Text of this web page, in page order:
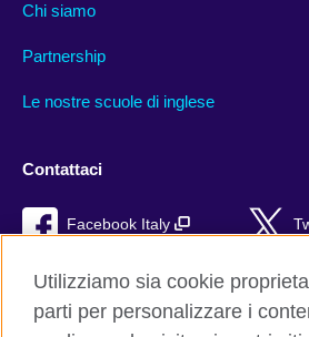
Chi siamo
Partnership
Le nostre scuole di inglese
Contattaci
Facebook Italy
YouTube
RSS
Utilizziamo sia cookie
parti per personalizzare i